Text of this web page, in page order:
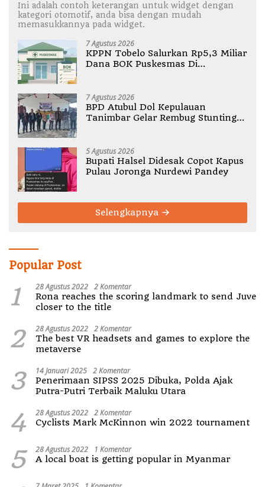
Ini adalah contoh keterangan untuk widget dengan
kategori otomotif, anda bisa dengan mudah
memasukkannya pada widget.
7 Agustus 2026
KPPN Tobelo Salurkan Rp5,3 Miliar
Dana BOK Puskesmas Di
7 Agustus 2026
BPD Atubul Dol Kepulauan
Tanimbar Gelar Rembug Stunting
5 Agustus 2026
Bupati Halsel Didesak Copot Kapus
Pulau Joronga Nurdewi Pandey
Selengkapnya
Popular Post
1 28 Agustus 2022 2 Komentar
Rona reaches the scoring landmark to send Juve
closer to the title
2 28 Agustus 2022 2 Komentar
The best VR headsets and games to explore the
metaverse
3 14 Januari 2025 2 Komentar
Penerimaan SIPSS 2025 Dibuka, Polda Ajak
Putra-Putri Terbaik Maluku Utara
4 28 Agustus 2022 2 Komentar
Cyclists Mark McKinnon win 2022 tournament
5 28 Agustus 2022 1 Komentar
A local boat is getting popular in Myanmar